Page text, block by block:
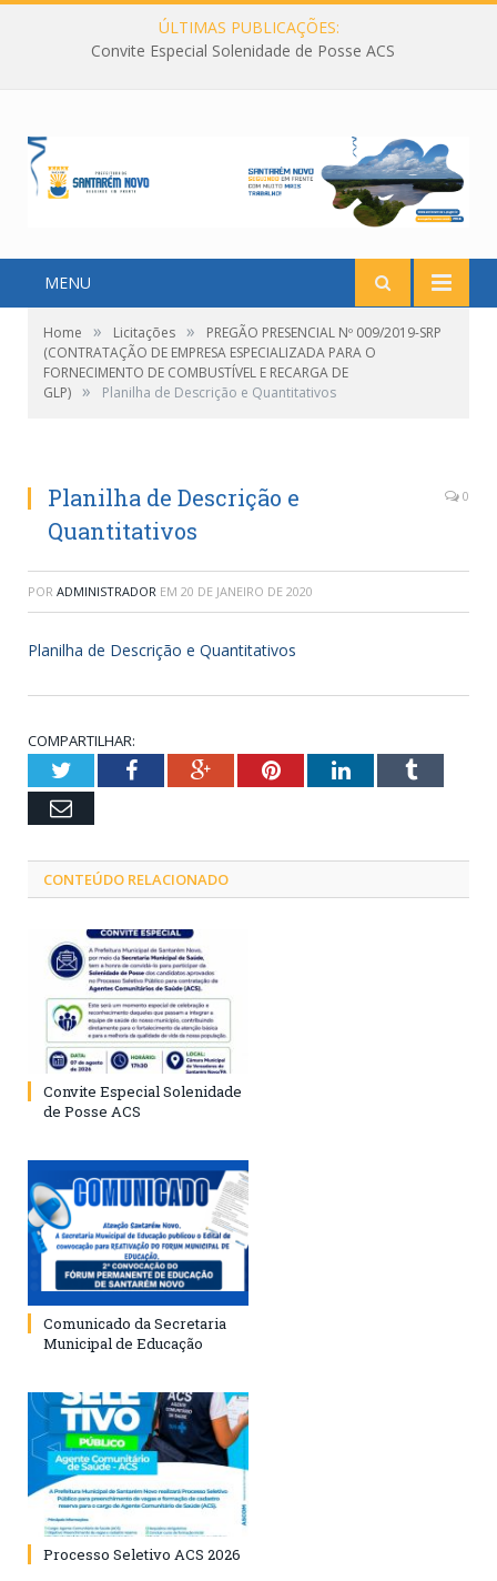
ÚLTIMAS PUBLICAÇÕES:
Convite Especial Solenidade de Posse ACS
MENU
Home » Licitações »
PREGÃO PRESENCIAL Nº 009/2019-SRP
(CONTRATAÇÃO DE EMPRESA ESPECIALIZADA PARA O
FORNECIMENTO DE COMBUSTÍVEL E RECARGA DE
GLP) » Planilha de Descrição e Quantitativos
Planilha de Descrição e
Quantitativos
0
POR ADMINISTRADOR EM 20 DE JANEIRO DE 2020
Planilha de Descrição e Quantitativos
COMPARTILHAR:
TwitterFacebookGoogle+PinterestLinkedInTumblr
Email
CONTEÚDO RELACIONADO
Convite Especial Solenidade
de Posse ACS
Comunicado da Secretaria
Municipal de Educação
Processo Seletivo ACS 2026